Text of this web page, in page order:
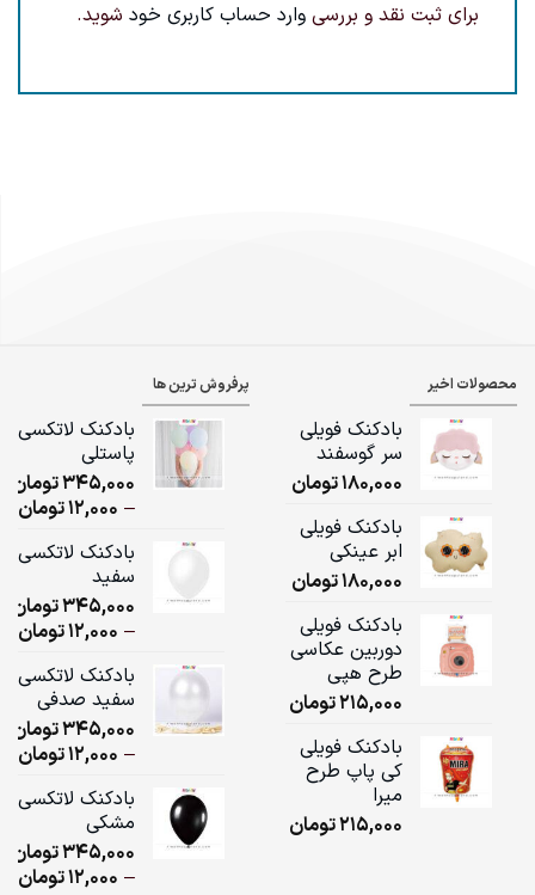
برای ثبت نقد و بررسی وارد حساب کاربری خود شوید.
محصولات اخیر
بادکنک فویلی
سر گوسفند
180,000تومان
بادکنک فویلی
ابر عینکی
180,000تومان
بادکنک فویلی
دوربین عکاسی
طرح هپی
215,000تومان
بادکنک فویلی
کی پاپ طرح
میرا
215,000تومان
پرفروش ترین ها
بادکنک لاتکسی
پاستلی
345,000تومان
–
12,000تومان
بادکنک لاتکسی
سفید
345,000تومان
–
12,000تومان
بادکنک لاتکسی
سفید صدفی
345,000تومان
–
12,000تومان
بادکنک لاتکسی
مشکی
345,000تومان
–
12,000تومان